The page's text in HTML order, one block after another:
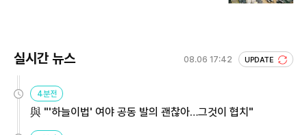
실시간 뉴스 08.06 17:42 UPDATE
4분전
與 "'하늘이법' 여야 공동 발의 괜찮아…그것이 협치"